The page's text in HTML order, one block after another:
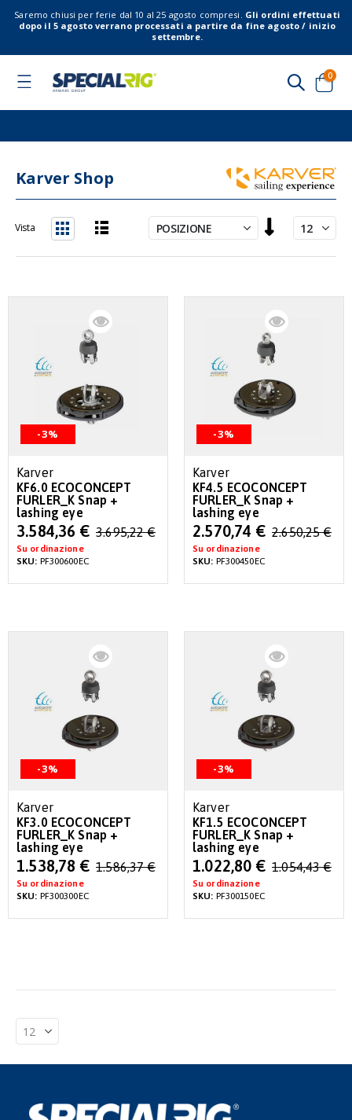
Saremo chiusi per ferie dal 10 al 25 agosto compresi. Gli ordini effettuati
dopo il 5 agosto verrano processati a partire da fine agosto / inizio
settembre.
Toggle
Cart
0
Karver Shop
la
direzione
Vista
-3%
Karver
KF6.0 ECOCONCEPT
FURLER_K Snap +
lashing eye
Special
Price
3.584,36 € 3.695,22 €
Su ordinazione
SKU: PF300600EC
-3%
Karver
KF4.5 ECOCONCEPT
FURLER_K Snap +
lashing eye
Special
Price
2.570,74 € 2.650,25 €
Su ordinazione
SKU: PF300450EC
-3%
Karver
KF3.0 ECOCONCEPT
FURLER_K Snap +
lashing eye
Special
Price
1.538,78 € 1.586,37 €
Su ordinazione
SKU: PF300300EC
-3%
Karver
KF1.5 ECOCONCEPT
FURLER_K Snap +
lashing eye
Special
Price
1.022,80 € 1.054,43 €
Su ordinazione
SKU: PF300150EC